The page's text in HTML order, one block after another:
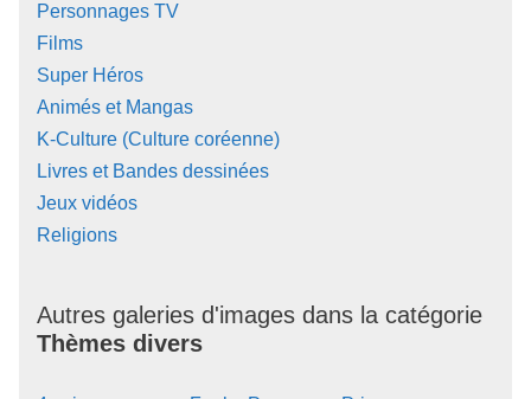
Personnages TV
Films
Super Héros
Animés et Mangas
K-Culture (Culture coréenne)
Livres et Bandes dessinées
Jeux vidéos
Religions
Autres galeries d'images dans la catégorie
Thèmes divers